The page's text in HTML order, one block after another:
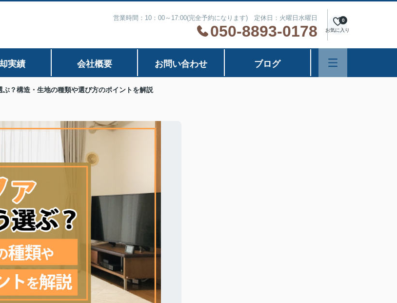
営業時間：10：00～17:00(完全予約になります) 定休日：火曜日水曜日
050-8893-0178 お気に入り
0
実績 会社概要 お問い合わせ ブログ
ぶ？構造・生地の種類や選び方のポイントを解説